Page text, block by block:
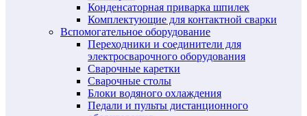
Конденсаторная приварка шпилек
Комплектующие для контактной сварки
Вспомогательное оборудование
Переходники и соединители для
электросварочного оборудования
Сварочные каретки
Сварочные столы
Блоки водяного охлаждения
Педали и пульты дистанционного